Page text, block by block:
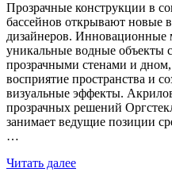
Прозрачные конструкции в
бассейнов открывают новые
дизайнеров. Инновационные
уникальные водные объекты
прозрачными стенами и
восприятие пространства и
визуальные эффекты.
прозрачных решений
занимает ведущие позиции
…
Читать далее